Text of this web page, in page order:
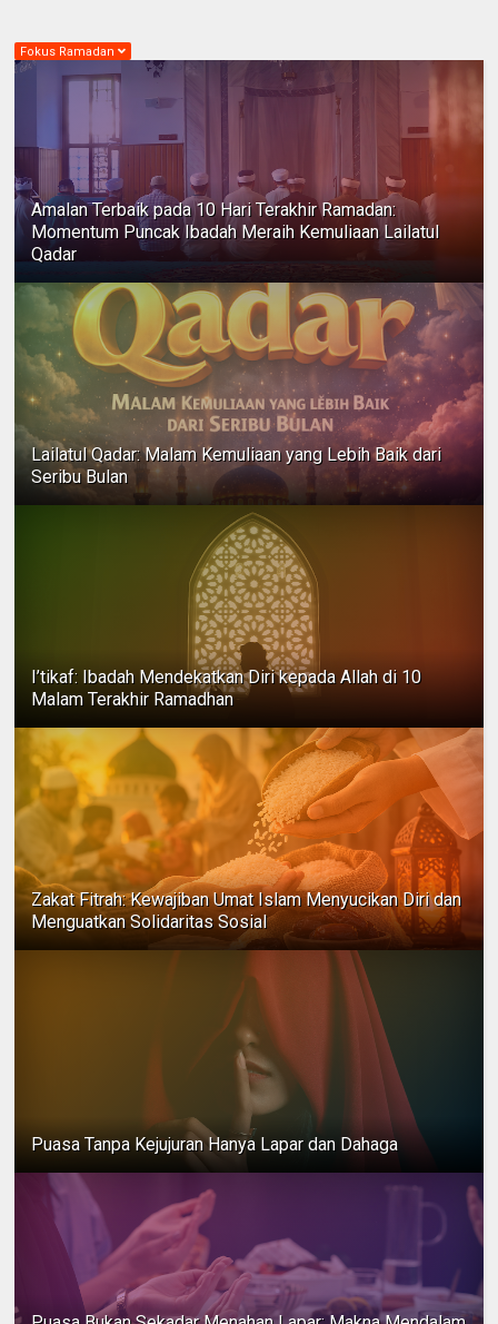
Fokus Ramadan
Amalan Terbaik pada 10 Hari Terakhir Ramadan:
Momentum Puncak Ibadah Meraih Kemuliaan Lailatul
Qadar
Lailatul Qadar: Malam Kemuliaan yang Lebih Baik dari
Seribu Bulan
I’tikaf: Ibadah Mendekatkan Diri kepada Allah di 10
Malam Terakhir Ramadhan
Zakat Fitrah: Kewajiban Umat Islam Menyucikan Diri dan
Menguatkan Solidaritas Sosial
Puasa Tanpa Kejujuran Hanya Lapar dan Dahaga